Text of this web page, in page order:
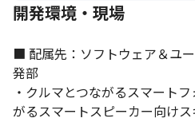
開発環境・現場
■ 配属先：ソフトウェア＆ユ
発部
・クルマとつながるスマート
がるスマートスピーカー向け